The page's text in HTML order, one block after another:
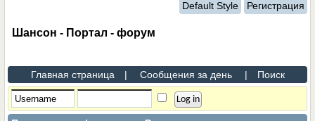
Default Style Регистрация
Шансон - Портал - форум
Главная страница | Сообщения за день | Поиск